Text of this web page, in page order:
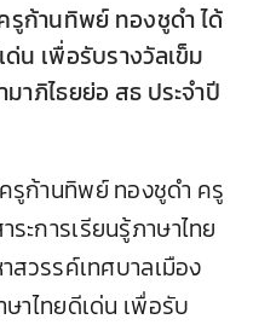
ก้านทิพย์ ทองชูดำ ได้
น เพื่อรับรางวัลเข็ม
าภิไธยย่อ สธ ประจำปี
ก้านทิพย์ ทองชูดำ ครู
ะการเรียนรู้ภาษาไทย
สวรรค์เทศบาลเมือง
าไทยดีเด่น เพื่อรับ